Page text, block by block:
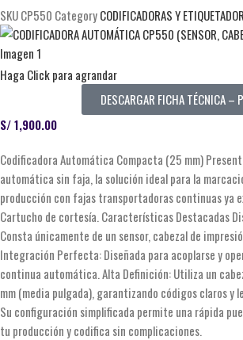
SKUCP550 CategoryCODIFICADORAS Y
Haga Click para agrandar
DESCARGAR FICHA TÉCNICA –
S/1,900.00
Codificadora Automática Compacta (25 mm)
automática sin faja, la solución ideal para la
producción con fajas transportadoras continuas ya
Cartucho de cortesía. Características Destacadas
Consta únicamente de un sensor, cabezal de
Integración Perfecta: Diseñada para acoplarse y
continua automática. Alta Definición: Utiliza un
mm (media pulgada), garantizando códigos claros y
Su configuración simplificada permite una rápida
tu producción y codifica sin complicaciones.